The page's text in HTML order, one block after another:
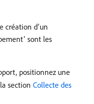
création d’un
sont les
positionnez une
section Collecte des